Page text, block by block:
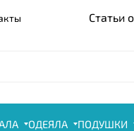
Статьи
ОДЕЯЛА ПОДУШКИ